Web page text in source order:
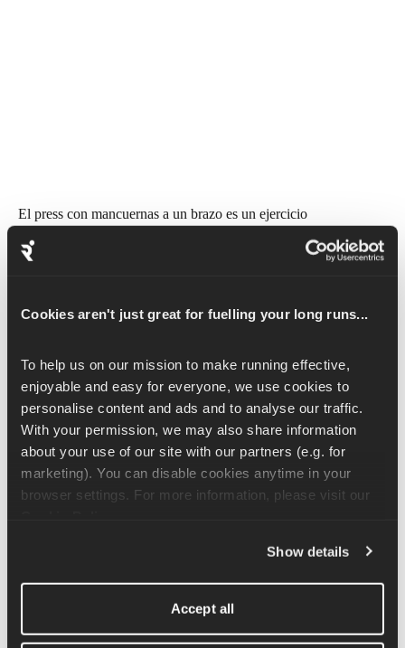
Cookies aren't just great for fuelling your long runs...
To help us on our mission to make running effective,
enjoyable and easy for everyone, we use cookies to
personalise content and ads and to analyse our traffic.
With your permission, we may also share information
about your use of our site with our partners (e.g. for
marketing). You can disable cookies anytime in your
Show details
Accept all
El press con mancuernas a un brazo es un ejercicio
increíblemente eficaz para la estabilidad de los hombros, algo
que resulta sorprendentemente útil para correr. Este ejercicio
túmbate boca arriba en un banco acolchado con los pies
apoyados en el suelo, fuera del extremo del banco. Sujeta una
mancuerna con un brazo extendido hacia un lado del cuerpo,
con el codo a la misma altura que el pecho. A continuación,
debes comenzar el movimiento levantando el brazo hacia el
techo.
para evitar que el cuerpo se incline hacia un lado. Además,
mover ambos brazos con el mismo movimiento (un brazo sin